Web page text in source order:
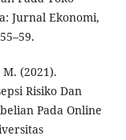
Jurnal Ekonomi,
(2021).
Risiko Dan
Pada Online